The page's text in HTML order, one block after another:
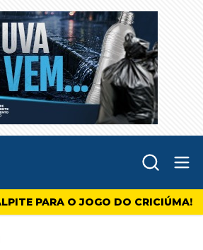
PARA O JOGO DO CRICIÚMA!